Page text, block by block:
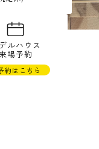
ルハウス
場予約
約はこちら